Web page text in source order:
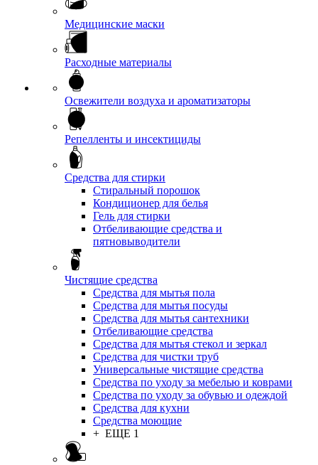
Медицинские маски
Расходные материалы
Освежители воздуха и ароматизаторы
Репелленты и инсектициды
Средства для стирки
Стиральный порошок
Кондиционер для белья
Гель для стирки
Отбеливающие средства и
пятновыводители
Чистящие средства
Средства для мытья пола
Средства для мытья посуды
Средства для мытья сантехники
Отбеливающие средства
Средства для мытья стекол и зеркал
Средства для чистки труб
Универсальные чистящие средства
Средства по уходу за мебелью и коврами
Средства по уходу за обувью и одеждой
Средства для кухни
Средства моющие
+ ЕЩЕ 1